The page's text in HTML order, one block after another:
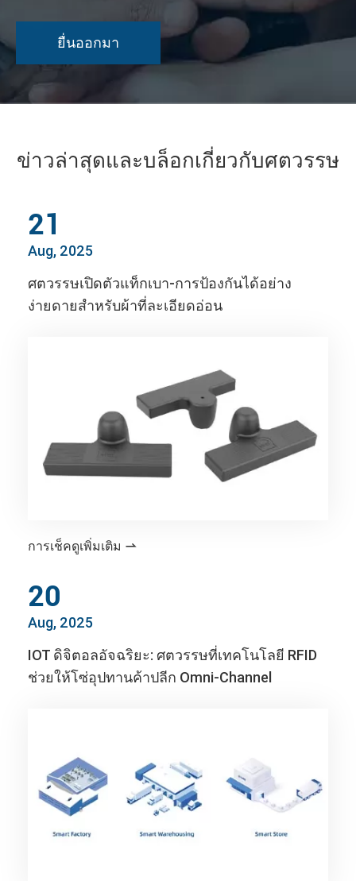
ข่าวล่าสุดและบล็อกเกี่ยวกับศตวรรษ
21
Aug, 2025
ศตวรรษเปิดตัวแท็กเบา-การป้องกันได้อย่าง
ง่ายดายสำหรับผ้าที่ละเอียดอ่อน
การเช็คดูเพิ่มเติม 
20
Aug, 2025
IOT ดิจิตอลอัจฉริยะ: ศตวรรษที่เทคโนโลยี RFID
ช่วยให้โซ่อุปทานค้าปลีก Omni-Channel